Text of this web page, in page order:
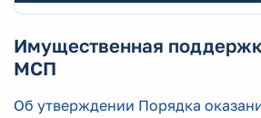
Имущественная
МСП
Об утверждении Порядка